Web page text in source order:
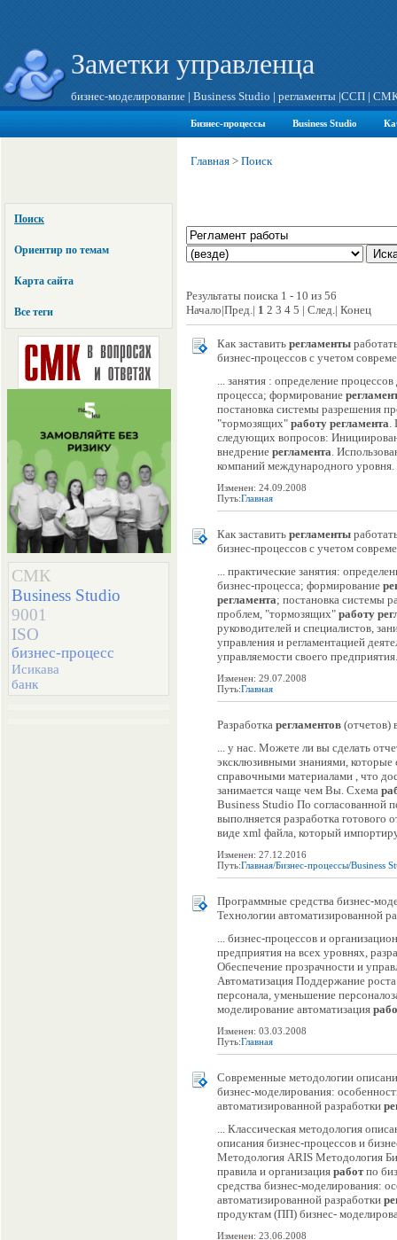
Заметки управленца
бизнес-моделирование | Business Studio | регламенты |ССП |
Бизнес-процессы Business Studio
Поиск
Ориентир по темам
Карта сайта
Все теги
СМК
Business Studio
9001
ISO
бизнес-процесс
Исикава
банк
Главная > Поиск
Результаты поиска 1 - 10 из 56
Начало|Пред.| 1 2 3 4 5 | След.| Конец
Как заставить регламенты
бизнес-процессов с учетом
... занятия : определение
процесса; формирование
постановка системы разрешения
"тормозящих" работу регламента.
следующих вопросов:
внедрение регламента.
компаний международного уровня.
Изменен: 24.09.2008
Путь:Главная
Как заставить регламенты
бизнес-процессов с учетом
... практические занятия:
бизнес-процесса; формирование
регламента; постановка системы
проблем, "тормозящих" работу
руководителей и специалистов,
управления и регламентацией
управляемости своего
Изменен: 29.07.2008
Путь:Главная
Разработка регламентов (отчетов)
... у нас. Можете ли вы сделать
эксклюзивными знаниями,
справочными материалами , что
занимается чаще чем Вы. Cхема
Business Studio По согласованной
выполняется разработка готового
виде xml файла, который
Изменен: 27.12.2016
Путь:Главная/Бизнес-процессы/Business
Программные средства бизнес-
Технологии автоматизированной
... бизнес-процессов и
предприятия на всех уровнях,
Обеспечение прозрачности и
Автоматизация Поддержание
персонала, уменьшение
моделирование автоматизация
Изменен: 03.03.2008
Путь:Главная
Современные методологии
бизнес-моделирования:
автоматизированной разработки
... Классическая методология
описания бизнес-процессов и
Методология ARIS Методология
правила и организация работпо
средства бизнес-моделирования:
автоматизированной разработки
продуктам (ПП) бизнес-
Изменен: 23.06.2008